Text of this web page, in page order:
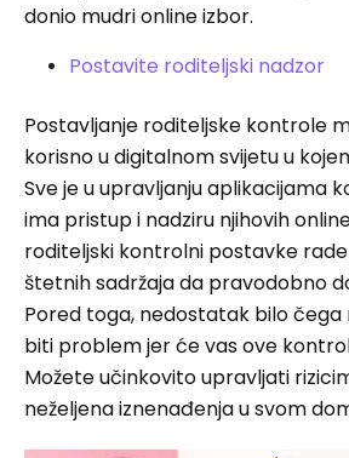
donio mudri online izbor.
Postavite roditeljski nadzor
Postavljanje roditeljske kontrole
korisno u digitalnom svijetu u
Sve je u upravljanju aplikacijama
ima pristup i nadziru njihovih
roditeljski kontrolni postavke
štetnih sadržaja da pravodobno
Pored toga, nedostatak bilo
biti problem jer će vas ove
Možete učinkovito upravljati
neželjena iznenađenja u svom